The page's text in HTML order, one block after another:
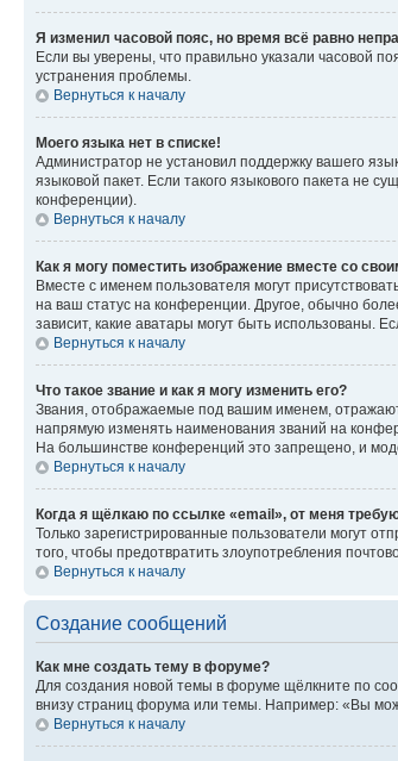
Я изменил часовой пояс, но время всё равно
Если вы уверены, что правильно указали часовой
устранения проблемы.
Вернуться к началу
Моего языка нет в списке!
Администратор не установил поддержку вашего
языковой пакет. Если такого языкового пакета не
конференции).
Вернуться к началу
Как я могу поместить изображение вместе со
Вместе с именем пользователя могут
на ваш статус на конференции. Другое, обычно
зависит, какие аватары могут быть использованы.
Вернуться к началу
Что такое звание и как я могу изменить его?
Звания, отображаемые под вашим именем,
напрямую изменять наименования званий на
На большинстве конференций это запрещено, и
Вернуться к началу
Когда я щёлкаю по ссылке «email», от меня
Только зарегистрированные пользователи могут
того, чтобы предотвратить злоупотребления
Вернуться к началу
Создание сообщений
Как мне создать тему в форуме?
Для создания новой темы в форуме щёлкните по
внизу страниц форума или темы. Например: «Вы
Вернуться к началу